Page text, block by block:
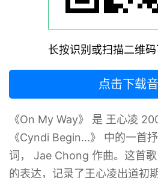
长按识别或扫描二维
点击下载
《On My Way》 ‌是 王心凌
《Cyndi Begin...》 中的一首
词， Jae Chong 作曲。这首
的表达，记录了王心凌出道初